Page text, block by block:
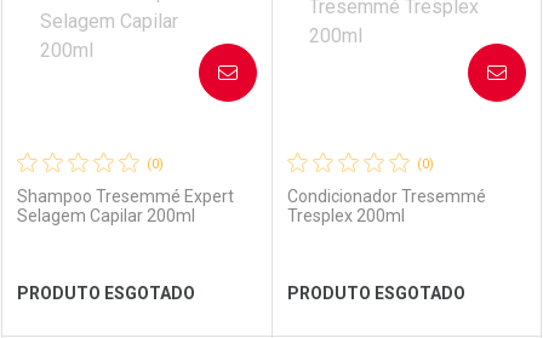
Ver Desconto Convênio Ver Desconto Convênio
(0)
Shampoo Tresemmé Expert
Selagem Capilar 200ml
PRODUTO ESGOTADO
AVISE-ME
(0)
Condicionador Tresemmé
Tresplex 200ml
PRODUTO ESGOTADO
AVISE-ME